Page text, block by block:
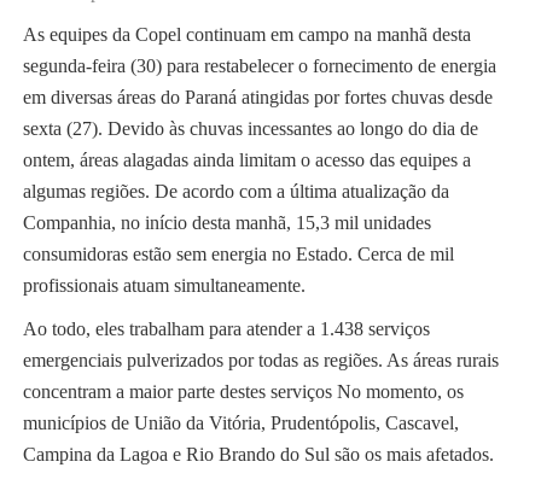
As equipes da Copel continuam em campo na manhã desta
segunda-feira (30) para restabelecer o fornecimento de energia
em diversas áreas do Paraná atingidas por fortes chuvas desde
sexta (27). Devido às chuvas incessantes ao longo do dia de
ontem, áreas alagadas ainda limitam o acesso das equipes a
algumas regiões. De acordo com a última atualização da
Companhia, no início desta manhã, 15,3 mil unidades
consumidoras estão sem energia no Estado. Cerca de mil
profissionais atuam simultaneamente.
Ao todo, eles trabalham para atender a 1.438 serviços
emergenciais pulverizados por todas as regiões. As áreas rurais
concentram a maior parte destes serviços No momento, os
municípios de União da Vitória, Prudentópolis, Cascavel,
Campina da Lagoa e Rio Brando do Sul são os mais afetados.